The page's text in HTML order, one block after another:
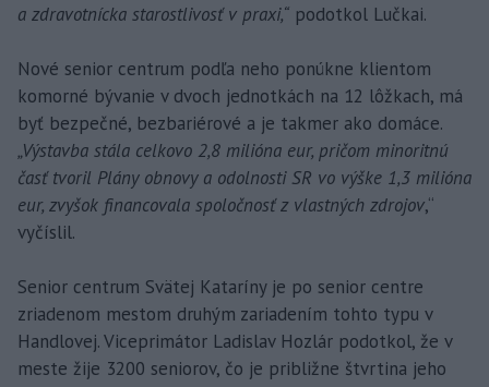
a zdravotnícka starostlivosť v praxi,“ podotkol Lučkai.
Nové senior centrum podľa neho ponúkne klientom
komorné bývanie v dvoch jednotkách na 12 lôžkach, má
byť bezpečné, bezbariérové a je takmer ako domáce.
„Výstavba stála celkovo 2,8 milióna eur, pričom minoritnú
časť tvoril Plány obnovy a odolnosti SR vo výške 1,3 milióna
eur, zvyšok financovala spoločnosť z vlastných zdrojov,“
vyčíslil.
Senior centrum Svätej Kataríny je po senior centre
zriadenom mestom druhým zariadením tohto typu v
Handlovej. Viceprimátor Ladislav Hozlár podotkol, že v
meste žije 3200 seniorov, čo je približne štvrtina jeho